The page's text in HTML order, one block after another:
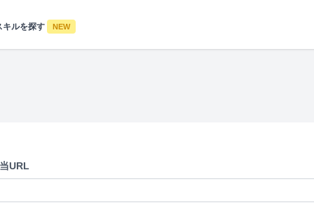
キルを探す NEW
URL